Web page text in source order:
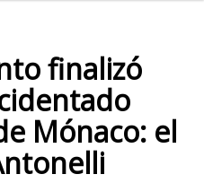
finalizó
Mónaco: el